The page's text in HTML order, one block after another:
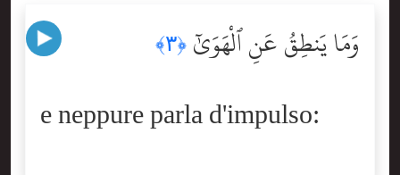
وَمَا يَنطِقُ عَنِ ٱلْهَوَىٰٓ ﴿٣﴾
e neppure parla d'impulso: